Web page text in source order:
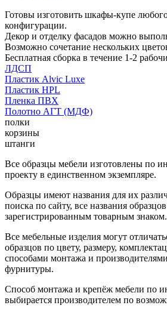
Готовы изготовить шкафы-купе
конфигурации.
Декор и отделку фасадов можно
Возможно сочетание нескольких
Бесплатная сборка в течение 1-2
ЛДСП
Пластик Alvic Luxe
Пластик HPL
Пленка ПВХ
Полотно АГТ (МДФ)
полки
корзины
штанги
Все образцы мебели изготовлены по
проекту в единственном экземпляре.
Образцы имеют названия для их
поиска по сайту, все названия
зарегистрированным товарным знаком.
Все мебельные изделия могут
образцов по цвету, размеру,
способами монтажа и
фурнитуры.
Способ монтажа и крепёж мебели по
выбирается производителем по